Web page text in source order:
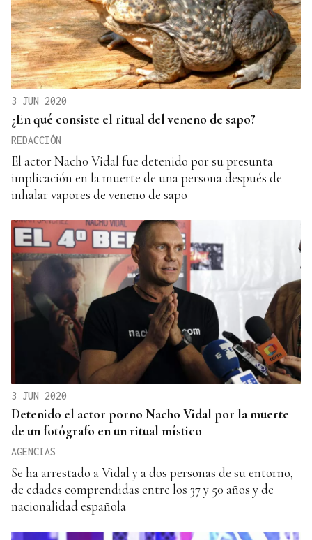
3 JUN 2020
¿En qué consiste el ritual del veneno de sapo?
REDACCIÓN
El actor Nacho Vidal fue detenido por su presunta
implicación en la muerte de una persona después de
inhalar vapores de veneno de sapo
3 JUN 2020
Detenido el actor porno Nacho Vidal por la muerte
de un fotógrafo en un ritual místico
AGENCIAS
Se ha arrestado a Vidal y a dos personas de su entorno,
de edades comprendidas entre los 37 y 50 años y de
nacionalidad española